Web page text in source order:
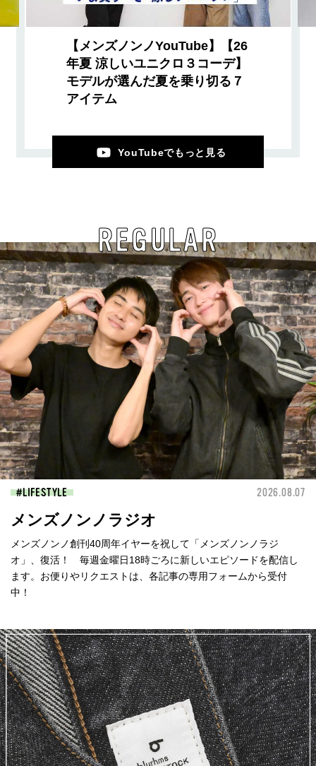
【メンズノンノYouTube】【26
年夏 涼しいユニクロ３コーデ】
モデルが選んだ夏を乗り切る７
アイテム
YouTubeでもっと見る
REGULAR
LIFESTYLE 2026.08.07
メンズノンノラジオ
メンズノンノ創刊40周年イヤーを祝して「メンズノンノラジ
オ」、復活！ 毎週金曜日18時ごろに新しいエピソードを配信し
ます。お便りやリクエストは、各記事の専用フォームから受付
中！